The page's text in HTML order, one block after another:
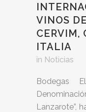
VINOS
CERVIM,
ITALIA
in Noticias
Bodegas
Lanzarote”,